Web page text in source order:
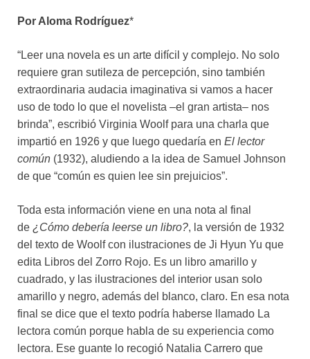
Por Aloma Rodríguez*
“Leer una novela es un arte difícil y complejo. No solo
requiere gran sutileza de percepción, sino también
extraordinaria audacia imaginativa si vamos a hacer
uso de todo lo que el novelista –el gran artista– nos
brinda”, escribió Virginia Woolf para una charla que
impartió en 1926 y que luego quedaría en El lector
común (1932), aludiendo a la idea de Samuel Johnson
de que “común es quien lee sin prejuicios”.
Toda esta información viene en una nota al final
de ¿Cómo debería leerse un libro?, la versión de 1932
del texto de Woolf con ilustraciones de Ji Hyun Yu que
edita Libros del Zorro Rojo. Es un libro amarillo y
cuadrado, y las ilustraciones del interior usan solo
amarillo y negro, además del blanco, claro. En esa nota
final se dice que el texto podría haberse llamado La
lectora común porque habla de su experiencia como
lectora. Ese guante lo recogió Natalia Carrero que